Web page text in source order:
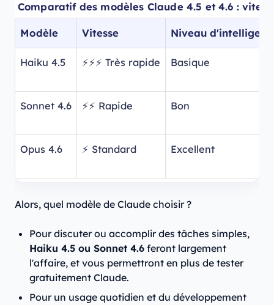
Comparatif des modèles Claude 4.5 et 4.6 :
Modèle Vitesse Niveau
Haiku 4.5 ⚡⚡⚡ Très rapide Basique
Sonnet 4.6 ⚡⚡ Rapide Bon
Opus 4.6 ⚡ Standard Excellent
Alors, quel modèle de Claude choisir ?
Pour discuter ou accomplir des tâches simples,
Haiku 4.5 ou Sonnet 4.6 feront largement
l'affaire, et vous permettront en plus de tester
gratuitement Claude.
Pour un usage quotidien et du développement